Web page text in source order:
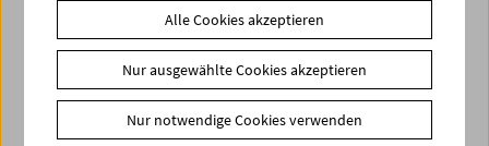
Spielplan
Vorschau Sept / Okt 2026
Regelmäßige Programme
Alle Cookies akzeptieren
Nur ausgewählte Cookies akzeptieren
Nur notwendige Cookies verwenden